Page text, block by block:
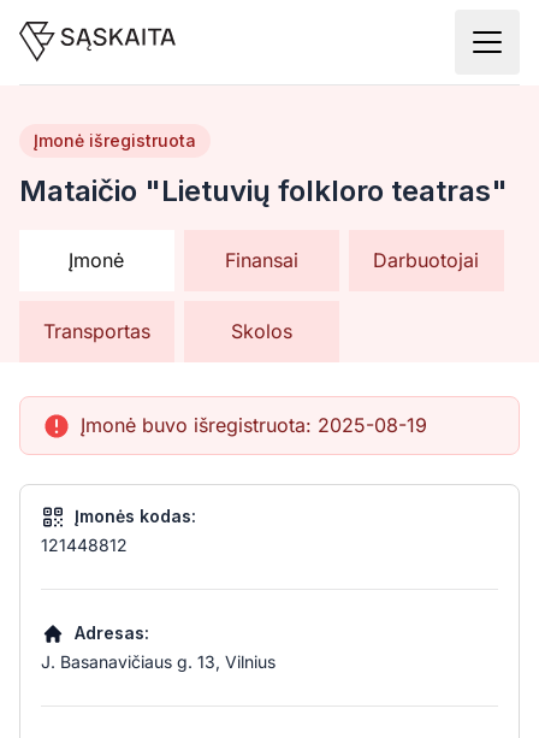
Mataičio "Lietuvių folkloro teatras"
Įmonė išregistruota
Įmonė Finansai Darbuotojai
Transportas Skolos
Įmonė buvo išregistruota: 2025-08-19
Įmonės kodas:
121448812
Adresas:
J. Basanavičiaus g. 13, Vilnius